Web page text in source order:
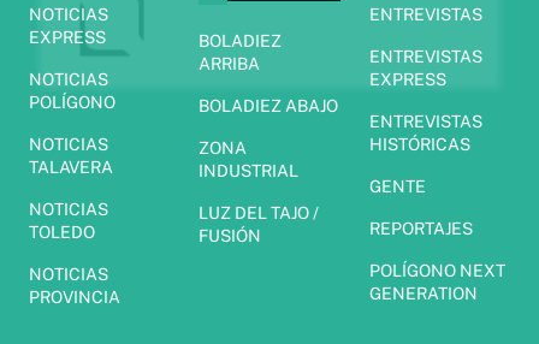
NOTICIAS
EXPRESS
NOTICIAS
POLÍGONO
NOTICIAS
TALAVERA
NOTICIAS
TOLEDO
NOTICIAS
PROVINCIA
BOLADIEZ
ARRIBA
BOLADIEZ ABAJO
ZONA
INDUSTRIAL
LUZ DEL TAJO /
FUSIÓN
ENTREVISTAS
ENTREVISTAS
EXPRESS
ENTREVISTAS
HISTÓRICAS
GENTE
REPORTAJES
POLÍGONO NEXT
GENERATION